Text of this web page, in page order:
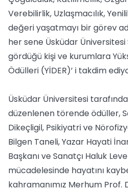
Verebilirlik, Uzlaşmacılık,
değeri yaşatmayı bir görev
her sene Üsküdar
gördüğü kişi ve kurumlara
Ödülleri (YİDER)’ i takdim
Üsküdar Üniversitesi
düzenlenen törende ödüller,
Dikeçligil, Psikiyatri ve
Bilgen Taneli, Yazar Hayati
Başkanı ve Sanatçı Haluk
mücadelesinde hayatını
kahramanımız Merhum Prof.